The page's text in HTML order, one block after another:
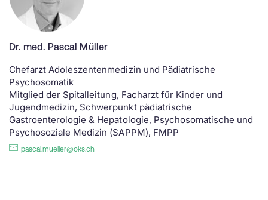
Dr. med. Pascal Müller
Chefarzt Adoleszentenmedizin und Pädiatrische
Psychosomatik
Mitglied der Spitalleitung, Facharzt für Kinder und
Jugendmedizin, Schwerpunkt pädiatrische
Gastroenterologie & Hepatologie, Psychosomatische und
Psychosoziale Medizin (SAPPM), FMPP
pascal.mueller@oks.ch